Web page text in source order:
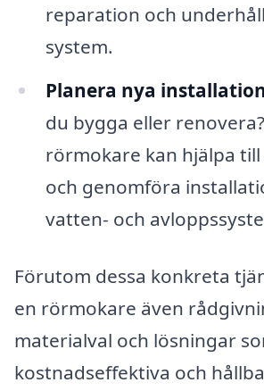
reparation och
system.
Planera nya
du bygga eller
rörmokare kan hjälpa
och genomföra
vatten- och
Förutom dessa konkreta
en rörmokare även
materialval och lösningar
kostnadseffektiva och